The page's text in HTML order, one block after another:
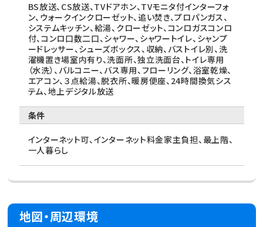
BS放送、CS放送、TVドアホン、TVモニタ付インターフォ
ン、ウォークインクローゼット、追い焚き、プロパンガス、
システムキッチン、給湯、クローゼット、コンロガスコンロ
付、コンロ口数二口、シャワー、シャワートイレ、シャンプ
ードレッサー、シューズボックス、収納、バストイレ別、洗
濯機置き場室内有り、洗面所、独立洗面台、トイレ専用
（水洗）、バルコニー、バス専用、フローリング、浴室乾燥、
エアコン、３点給湯、脱衣所、暖房便座、24時間換気シス
テム、地上デジタル放送
条件
インターネット可、インターネット料金家主負担、最上階、
一人暮らし
地図・周辺環境